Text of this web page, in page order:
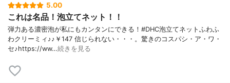
5.00
これは名品！泡立てネット！！
弾力ある濃密泡が私にもカンタンにできる！#DHC泡立てネットふわふ
わクリーミィ♪♪￥147 信じられない・・・。驚きのコスパシ・ア・ワ・
セ♪https://ww…続きを見る